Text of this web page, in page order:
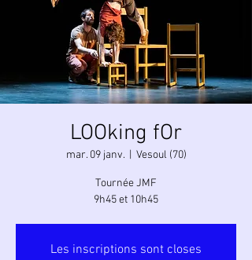
LOOking fOr
mar. 09 janv.
  |
Vesoul (70)
Tournée JMF
9h45 et 10h45
Les inscriptions sont closes